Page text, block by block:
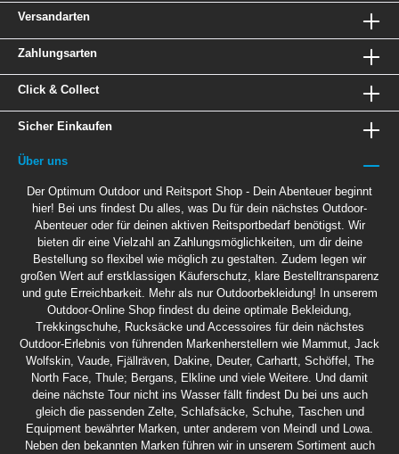
Versandarten
Zahlungsarten
Click & Collect
Sicher Einkaufen
Über uns
Der Optimum Outdoor und Reitsport Shop - Dein Abenteuer beginnt
hier! Bei uns findest Du alles, was Du für dein nächstes Outdoor-
Abenteuer oder für deinen aktiven Reitsportbedarf benötigst. Wir
bieten dir eine Vielzahl an Zahlungsmöglichkeiten, um dir deine
Bestellung so flexibel wie möglich zu gestalten. Zudem legen wir
großen Wert auf erstklassigen Käuferschutz, klare Bestelltransparenz
und gute Erreichbarkeit. Mehr als nur Outdoorbekleidung! In unserem
Outdoor-Online Shop findest du deine optimale Bekleidung,
Trekkingschuhe, Rucksäcke und Accessoires für dein nächstes
Outdoor-Erlebnis von führenden Markenherstellern wie Mammut, Jack
Wolfskin, Vaude, Fjällräven, Dakine, Deuter, Carhartt, Schöffel, The
North Face, Thule; Bergans, Elkline und viele Weitere. Und damit
deine nächste Tour nicht ins Wasser fällt findest Du bei uns auch
gleich die passenden Zelte, Schlafsäcke, Schuhe, Taschen und
Equipment bewährter Marken, unter anderem von Meindl und Lowa.
Neben den bekannten Marken führen wir in unserem Sortiment auch